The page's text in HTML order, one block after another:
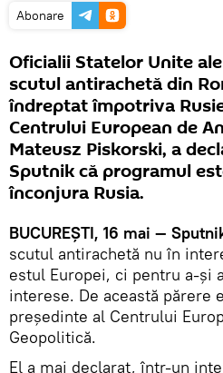
Abonare
Oficialii Statelor Unite
scutul antirachetă din
îndreptat împotriva
Centrului European de
Mateusz Piskorski, a
Sputnik că programul
înconjura Rusia.
BUCUREŞTI, 16 mai —
scutul antirachetă nu în
estul Europei, ci pentru a-şi
interese. De această părere
președinte al Centrului
Geopolitică.
El a mai declarat, într-un